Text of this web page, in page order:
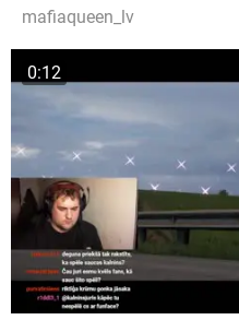
mafiaqueen_lv
0:12